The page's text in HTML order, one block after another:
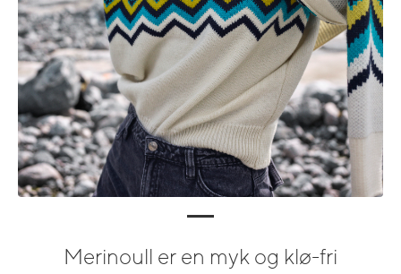
Merinoull er en myk og klø-fri